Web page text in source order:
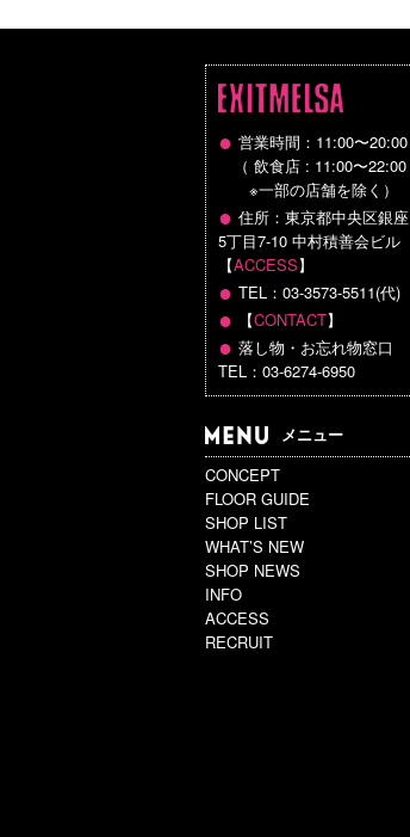
● 営業時間：11:00〜20:00
（ 飲食店 : 11:00〜22:00
※一部の店舗を除く）
● 住所：東京都中央区銀座
5丁目7-10 中村積善会ビル
【ACCESS】
● TEL：03-3573-5511(代)
● 【CONTACT】
● 落し物・お忘れ物窓口
TEL：03-6274-6950
メニュー
CONCEPT
FLOOR GUIDE
SHOP LIST
WHAT’S NEW
SHOP NEWS
INFO
ACCESS
RECRUIT